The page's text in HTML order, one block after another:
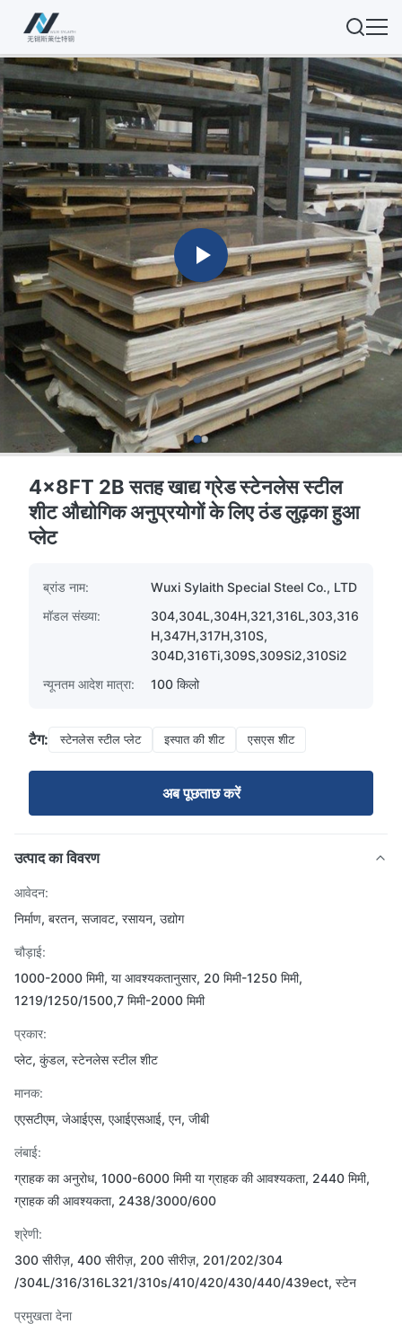
4x8FT 2B सतह खाद्य ग्रेड स्टेनलेस स्टील
शीट औद्योगिक अनुप्रयोगों के लिए ठंड लुढ़का हुआ
प्लेट
ब्रांड नाम:
Wuxi Sylaith Special Steel Co., LTD
मॉडल संख्या:
304,304L,304H,321,316L,303,316
H,347H,317H,310S,
304D,316Ti,309S,309Si2,310Si2
न्यूनतम आदेश मात्रा:
100 किलो
टैग: स्टेनलेस स्टील प्लेट इस्पात की शीट एसएस शीट
अब पूछताछ करें
उत्पाद का विवरण
आवेदन:
निर्माण, बरतन, सजावट, रसायन, उद्योग
चौड़ाई:
1000-2000 मिमी, या आवश्यकतानुसार, 20 मिमी-1250 मिमी,
1219/1250/1500,7 मिमी-2000 मिमी
प्रकार:
प्लेट, कुंडल, स्टेनलेस स्टील शीट
मानक:
एएसटीएम, जेआईएस, एआईएसआई, एन, जीबी
लंबाई:
ग्राहक का अनुरोध, 1000-6000 मिमी या ग्राहक की आवश्यकता, 2440 मिमी,
ग्राहक की आवश्यकता, 2438/3000/600
श्रेणी:
300 सीरीज़, 400 सीरीज़, 200 सीरीज़, 201/202/304
/304L/316/316L321/310s/410/420/430/440/439ect, स्टेन
प्रमुखता देना